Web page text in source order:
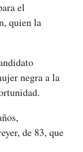
el
quien la
negra a la
de 83, que